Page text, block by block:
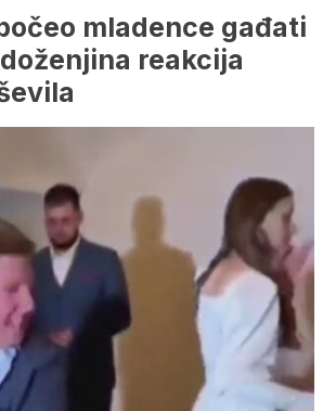
mladence gađati
reakcija